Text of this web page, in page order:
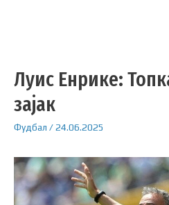
Луис Енрике:
зајак
Фудбал /24.06.2025